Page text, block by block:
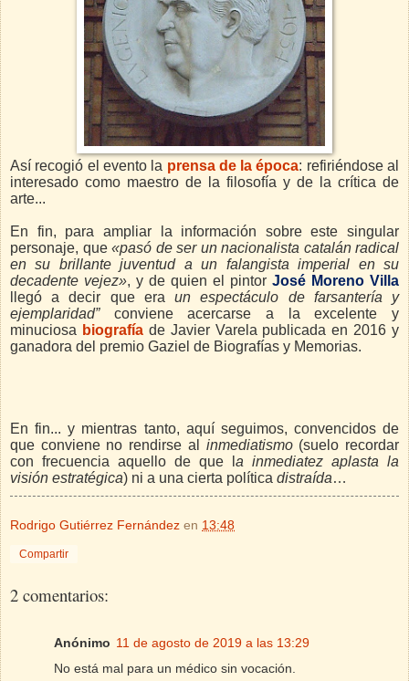
Así recogió el evento la prensa de la época: refiriéndose al
interesado como maestro de la filosofía y de la crítica de
arte...
En fin, para ampliar la información sobre este singular
personaje, que «pasó de ser un nacionalista catalán radical
en su brillante juventud a un falangista imperial en su
decadente vejez», y de quien el pintor José Moreno Villa
llegó a decir que eraun espectáculo de farsantería y
ejemplaridad”conviene acercarse a la excelente y
minuciosa biografíade Javier Varela publicada en 2016 y
ganadora del premio Gaziel de Biografías y Memorias.
En fin... y mientras tanto, aquí seguimos, convencidos de
que conviene no rendirse al inmediatismo(suelo recordar
con frecuencia aquello de que l a inmediatez aplasta la
visión estratégica) ni a una cierta política distraída…
Rodrigo Gutiérrez Fernández en 13:48
Compartir
2 comentarios:
Anónimo 11 de agosto de 2019 a las 13:29
No está mal para un médico sin vocación.